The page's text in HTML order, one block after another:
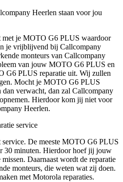
Heerlen staan voor jou
met je MOTO G6 PLUS waardoor
je vrijblijvend bij Callcompany
monteurs van Callcompany
van jouw MOTO G6 PLUS en
G6 PLUS reparatie uit. Wij zullen
Mocht je MOTO G6 PLUS
verwacht, dan zal Callcompany
Hierdoor kom jij niet voor
Heerlen.
service
De meeste MOTO G6 PLUS
30 minuten. Hierdoor hoef jij jouw
Daarnaast wordt de reparatie
monteurs, die weten wat zij doen.
met Motorola reparaties.